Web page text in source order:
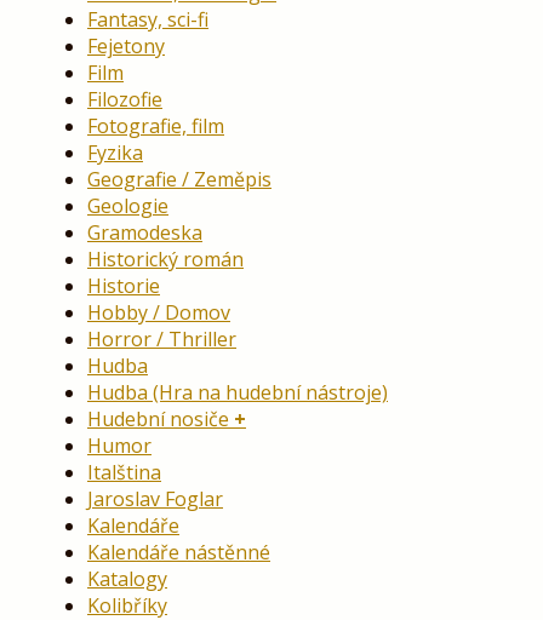
Fantasy, sci-fi
Fejetony
Film
Filozofie
Fotografie, film
Fyzika
Geografie / Zeměpis
Geologie
Gramodeska
Historický román
Historie
Hobby / Domov
Horror / Thriller
Hudba
Hudba (Hra na hudební nástroje)
Hudební nosiče
Humor
Italština
Jaroslav Foglar
Kalendáře
Kalendáře nástěnné
Katalogy
Kolibříky